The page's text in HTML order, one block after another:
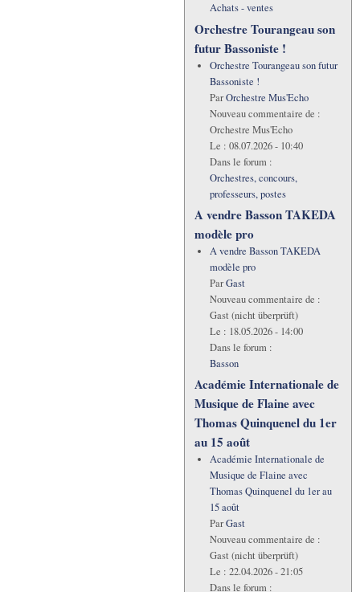
Achats - ventes
Orchestre Tourangeau son
futur Bassoniste !
Orchestre Tourangeau son futur
Bassoniste !
ParOrchestre Mus'Echo
Nouveau commentaire de :
Orchestre Mus'Echo
Le : 08.07.2026 - 10:40
Dans le forum :
Orchestres, concours,
professeurs, postes
A vendre Basson TAKEDA
modèle pro
A vendre Basson TAKEDA
modèle pro
ParGast
Nouveau commentaire de :
Gast (nicht überprüft)
Le : 18.05.2026 - 14:00
Dans le forum :
Basson
Académie Internationale de
Musique de Flaine avec
Thomas Quinquenel du 1er
au 15 août
Académie Internationale de
Musique de Flaine avec
Thomas Quinquenel du 1er au
15 août
ParGast
Nouveau commentaire de :
Gast (nicht überprüft)
Le : 22.04.2026 - 21:05
Dans le forum :